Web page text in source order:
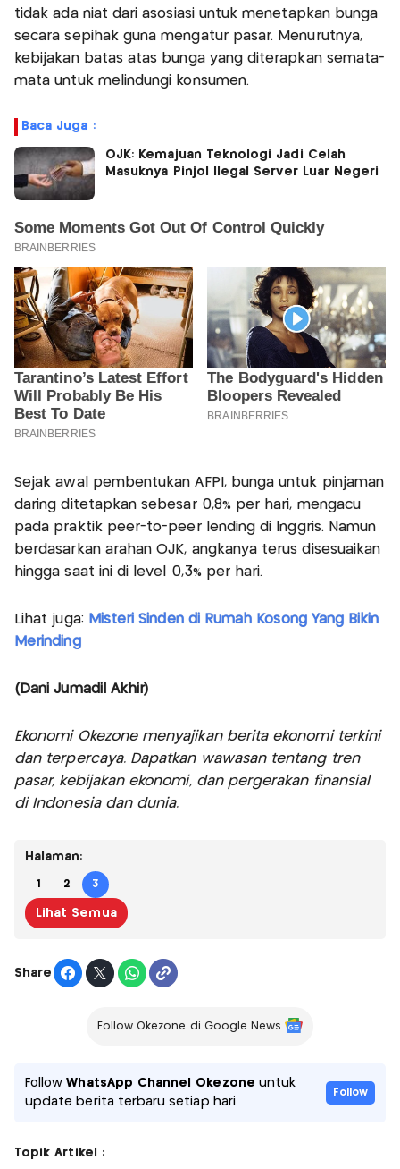
tidak ada niat dari asosiasi untuk menetapkan bunga
secara sepihak guna mengatur pasar. Menurutnya,
kebijakan batas atas bunga yang diterapkan semata-
mata untuk melindungi konsumen.
Baca Juga :
OJK: Kemajuan Teknologi Jadi Celah
Masuknya Pinjol Ilegal Server Luar Negeri
Sejak awal pembentukan AFPI, bunga untuk pinjaman
daring ditetapkan sebesar 0,8% per hari, mengacu
pada praktik peer-to-peer lending di Inggris. Namun
berdasarkan arahan OJK, angkanya terus disesuaikan
hingga saat ini di level 0,3% per hari.
Lihat juga: Misteri Sinden di Rumah Kosong Yang Bikin
Merinding
(Dani Jumadil Akhir)
Ekonomi Okezone menyajikan berita ekonomi terkini
dan terpercaya. Dapatkan wawasan tentang tren
pasar, kebijakan ekonomi, dan pergerakan finansial
di Indonesia dan dunia.
Halaman:
1 2 3
Lihat Semua
Share
Follow Okezone di Google News
FollowWhatsApp Channel Okezone untuk
update berita terbaru setiap hari
Follow
Topik Artikel :